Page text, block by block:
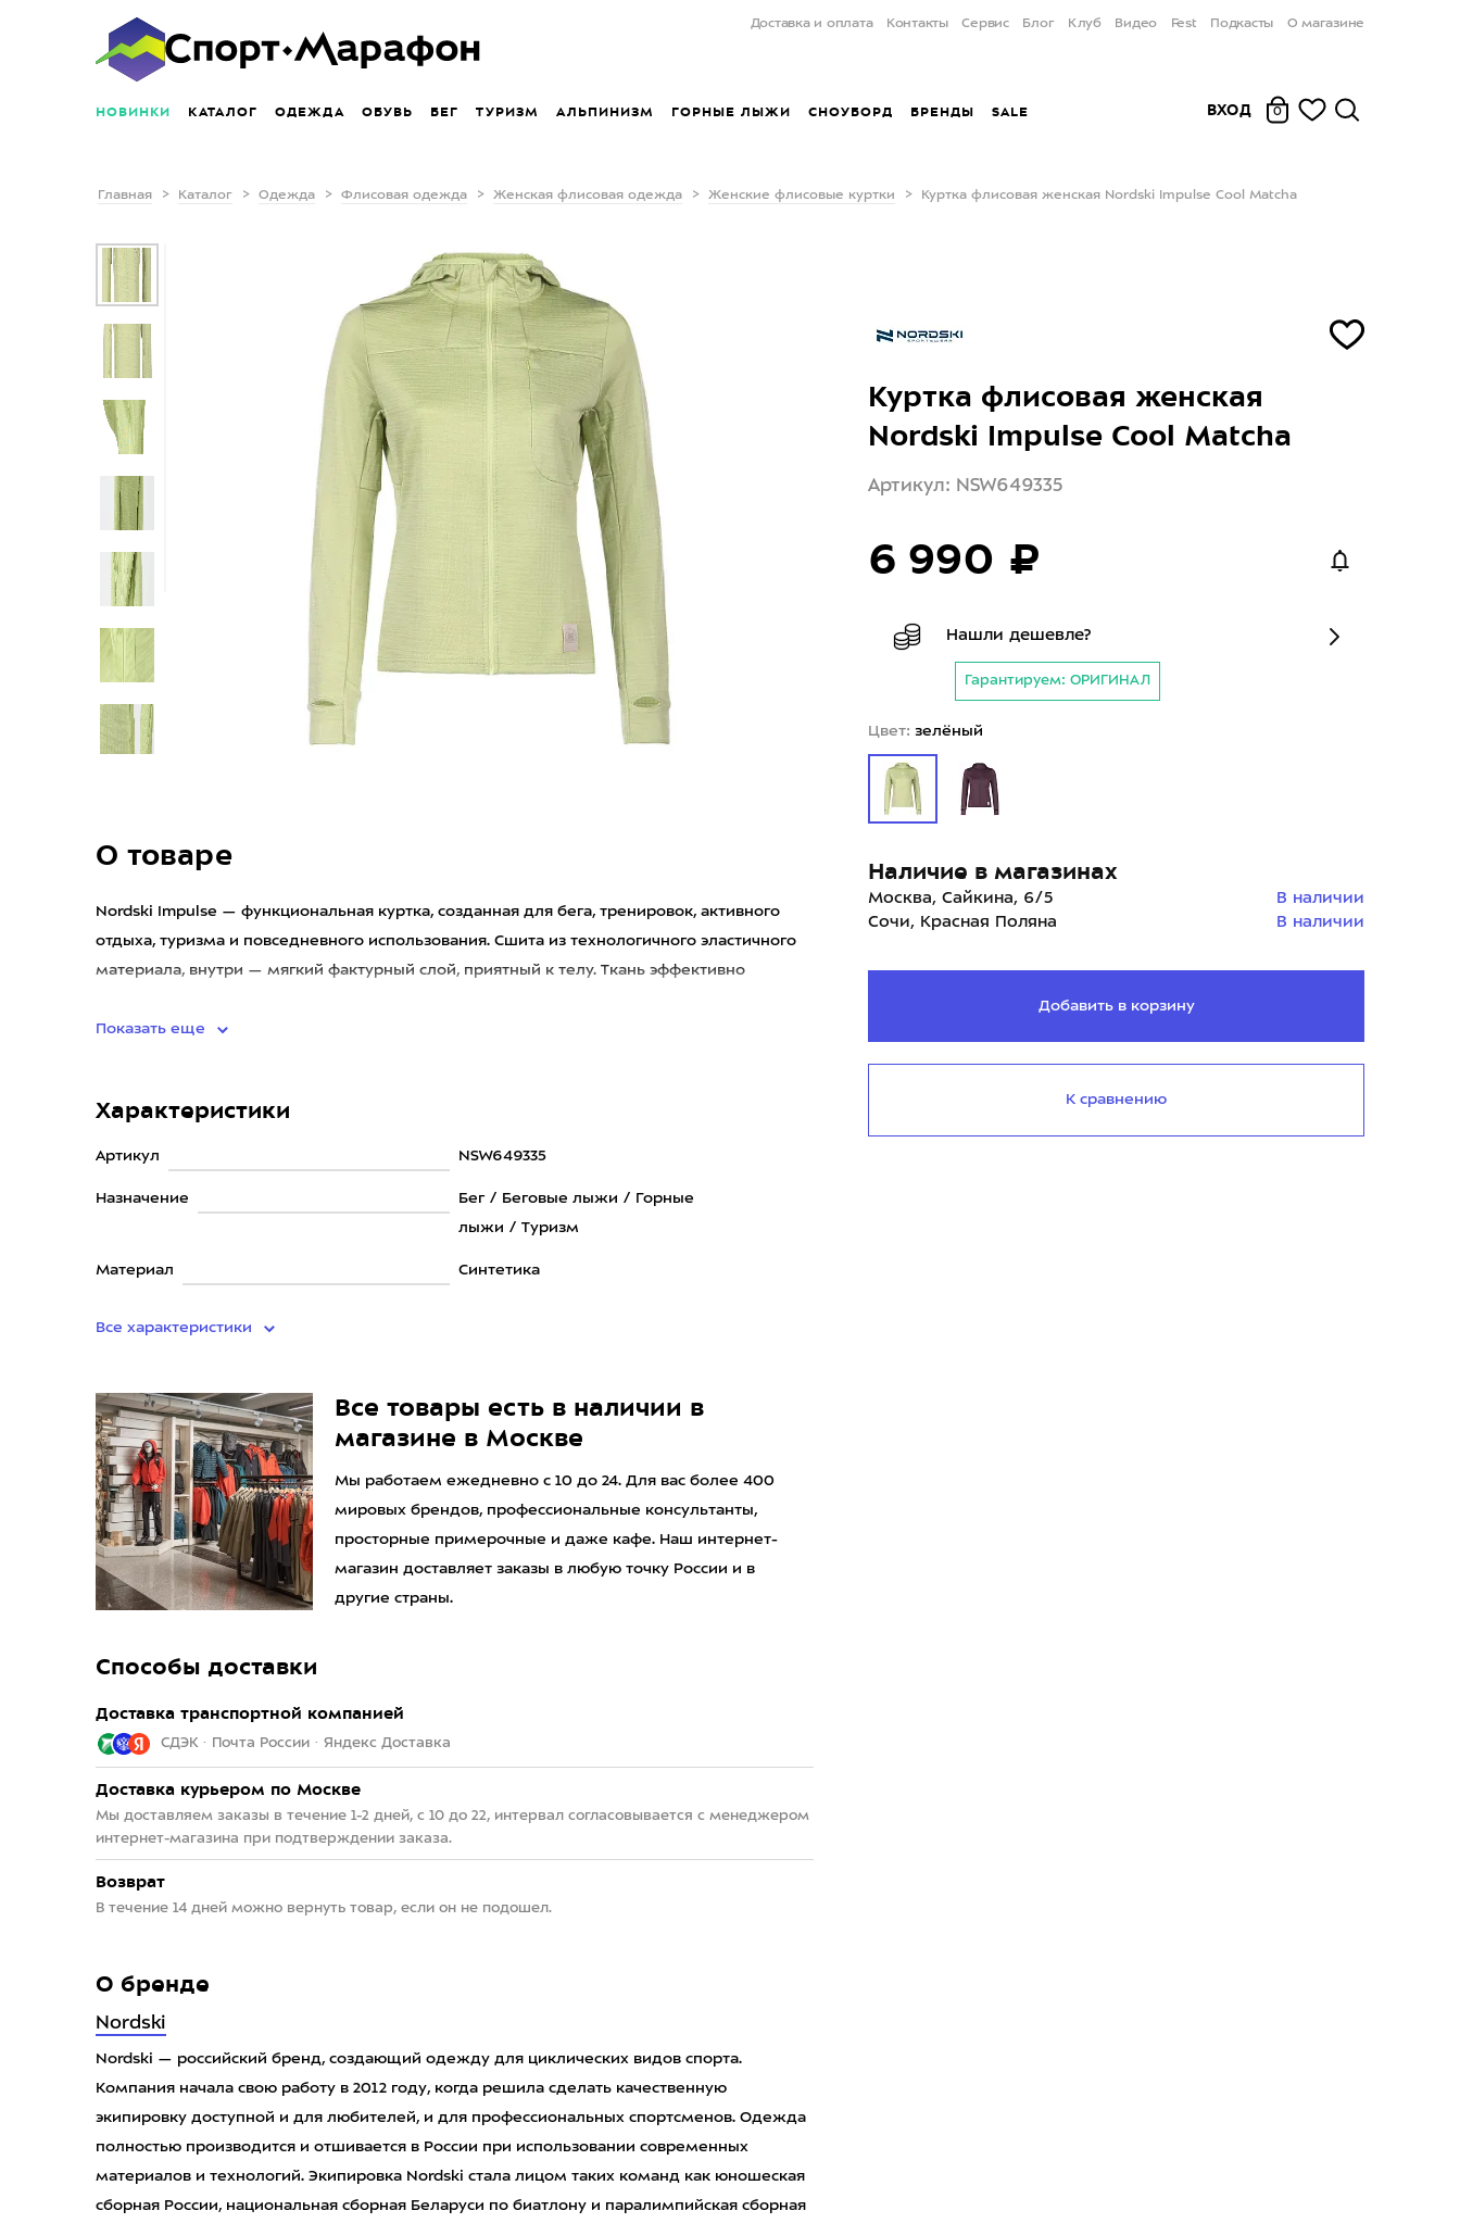
Доставка и оплата Контакты Сервис Блог Клуб Видео Fest Подкасты О магазине
НОВИНКИ КАТАЛОГ ОДЕЖДА ОБУВЬ БЕГ ТУРИЗМ АЛЬПИНИЗМ ГОРНЫЕ ЛЫЖИ СНОУБОРД БРЕНДЫ SALE ВХОД 0
Главная Каталог Одежда Флисовая одежда Женская флисовая одежда Женские флисовые куртки Куртка флисовая женская Nordski Impulse Cool Matcha
О товаре
Nordski Impulse — функциональная куртка, созданная для бега, тренировок, активного
отдыха, туризма и повседневного использования. Сшита из технологичного эластичного
материала, внутри — мягкий фактурный слой, приятный к телу. Ткань эффективно
Показать еще
Характеристики
Артикул NSW649335
Назначение
Бег / Беговые лыжи / Горные
лыжи / Туризм
Материал Синтетика
Все характеристики
Все товары есть в наличии в
магазине в Москве
Мы работаем ежедневно с 10 до 24. Для вас более 400
мировых брендов, профессиональные консультанты,
просторные примерочные и даже кафе. Наш интернет-
магазин доставляет заказы в любую точку России и в
другие страны.
Способы доставки
Доставка транспортной компанией
СДЭК · Почта России · Яндекс Доставка
Доставка курьером по Москве
Мы доставляем заказы в течение 1-2 дней, с 10 до 22, интервал согласовывается с менеджером
интернет-магазина при подтверждении заказа.
Возврат
В течение 14 дней можно вернуть товар, если он не подошел.
О бренде
Nordski
Nordski — российский бренд, создающий одежду для циклических видов спорта.
Компания начала свою работу в 2012 году, когда решила сделать качественную
экипировку доступной и для любителей, и для профессиональных спортсменов. Одежда
полностью производится и отшивается в России при использовании современных
материалов и технологий. Экипировка Nordski стала лицом таких команд как юношеская
сборная России, национальная сборная Беларуси по биатлону и паралимпийская сборная
Куртка флисовая женская
Nordski Impulse Cool Matcha
Артикул: NSW649335
6 990 ₽
Нашли дешевле?
Гарантируем: ОРИГИНАЛ
Цвет: зелёный
Наличие в магазинах
Москва, Сайкина, 6/5
В наличии
Сочи, Красная Поляна
В наличии
Добавить в корзину
К сравнению